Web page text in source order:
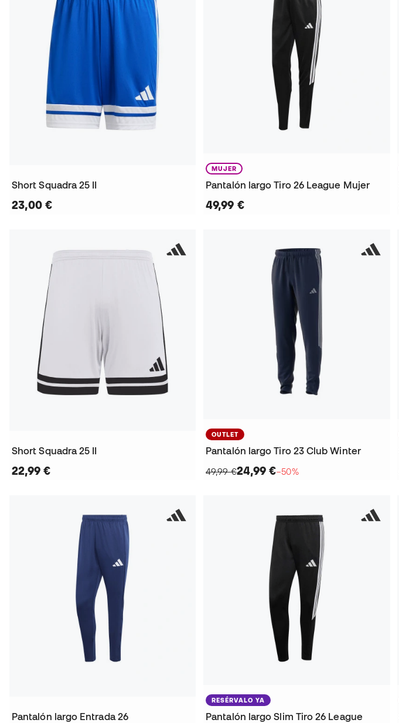
Short Squadra 25 II
23,00 €
MUJER
Pantalón largo Tiro 26 League Mujer
49,99 €
Short Squadra 25 II
22,99 €
OUTLET
Pantalón largo Tiro 23 Club Winter
49,99 €24,99 €−50%
Pantalón largo Entrada 26
RESÉRVALO YA
Pantalón largo Slim Tiro 26 League